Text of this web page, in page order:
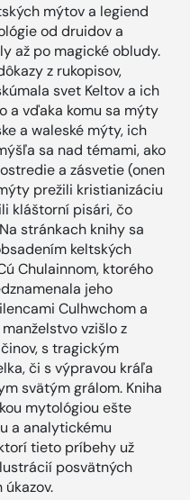
mýtov a legiend
od druidov a
až po magické obludy.
z rukopisov,
svet Keltov a ich
a vďaka komu sa mýty
a waleské mýty, ich
sa nad témami, ako
a zásvetie (onen
prežili kristianizáciu
kláštorní pisári, čo
stránkach knihy sa
keltských
Chulainnom, ktorého
jeho
Culhwchom a
vzišlo z
s tragickým
či s výpravou kráľa
svätým grálom. Kniha
mytológiou ešte
a analytickému
tieto príbehy už
posvätných